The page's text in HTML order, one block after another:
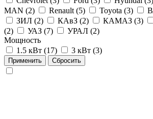
MAN (2) Renault (5) Toyota (3)
ЗИЛ (2) КАвЗ (2) КАМАЗ (3)
(2) УАЗ (7) УРАЛ (2)
Мощность
1.5 кВт (17) 3 кВт (3)